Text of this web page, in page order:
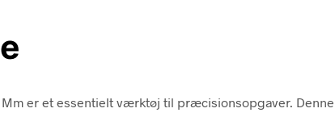
Mm er et essentielt værktøj til præcisionsopgaver.